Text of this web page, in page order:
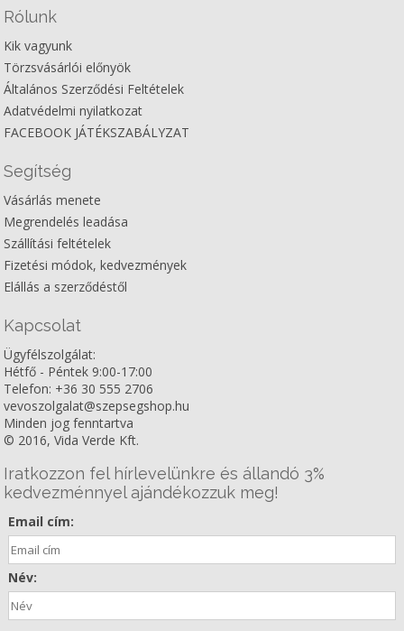
Rólunk
Kik vagyunk
Törzsvásárlói előnyök
Általános Szerződési Feltételek
Adatvédelmi nyilatkozat
FACEBOOK JÁTÉKSZABÁLYZAT
Segítség
Vásárlás menete
Megrendelés leadása
Szállítási feltételek
Fizetési módok, kedvezmények
Elállás a szerződéstől
Kapcsolat
Ügyfélszolgálat:
Hétfő - Péntek 9:00-17:00
Telefon: +36 30 555 2706
vevoszolgalat@szepsegshop.hu
Minden jog fenntartva
© 2016, Vida Verde Kft.
Iratkozzon fel hírlevelünkre és állandó 3%
kedvezménnyel ajándékozzuk meg!
Email cím:
Név: